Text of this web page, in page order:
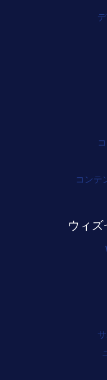
コンテ
ウィズ